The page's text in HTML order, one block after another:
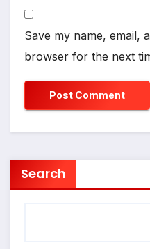
Save my name, email,
browser for the next
Search